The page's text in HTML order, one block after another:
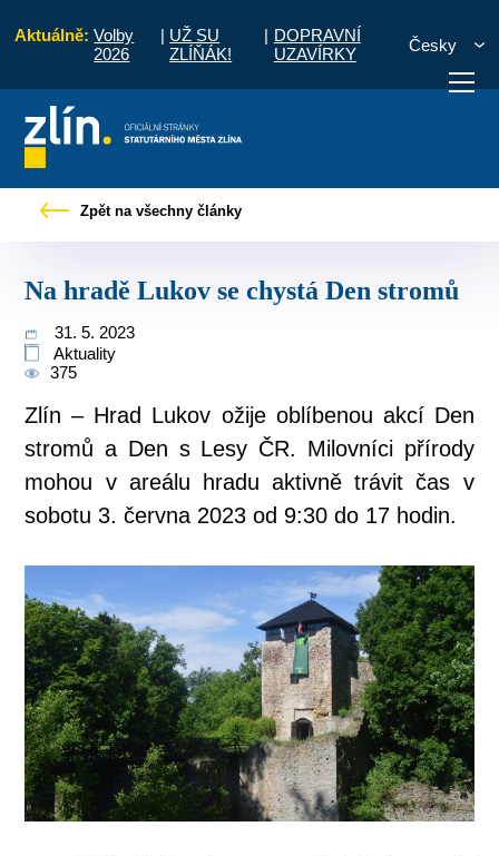
Aktuálně: Volby
2026
| UŽ SU
ZLÍŇÁK!
| DOPRAVNÍ
UZAVÍRKY
Česky
vyřídit Potřebuji zaplatit
Zpět na všechny články
Na hradě Lukov se chystá Den stromů
31. 5. 2023
Aktuality
375
Zlín – Hrad Lukov ožije oblíbenou akcí Den
stromů a Den s Lesy ČR. Milovníci přírody
mohou v areálu hradu aktivně trávit čas v
sobotu 3. června 2023 od 9:30 do 17 hodin.